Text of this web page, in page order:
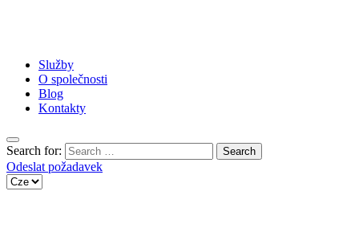
Služby
O společnosti
Blog
Kontakty
Search for:
Odeslat požadavek